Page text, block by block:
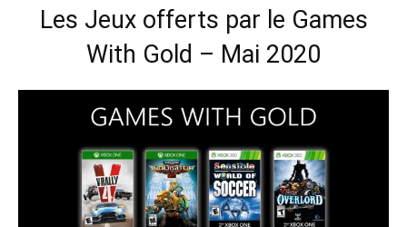
Les Jeux offerts par le Games
With Gold – Mai 2020